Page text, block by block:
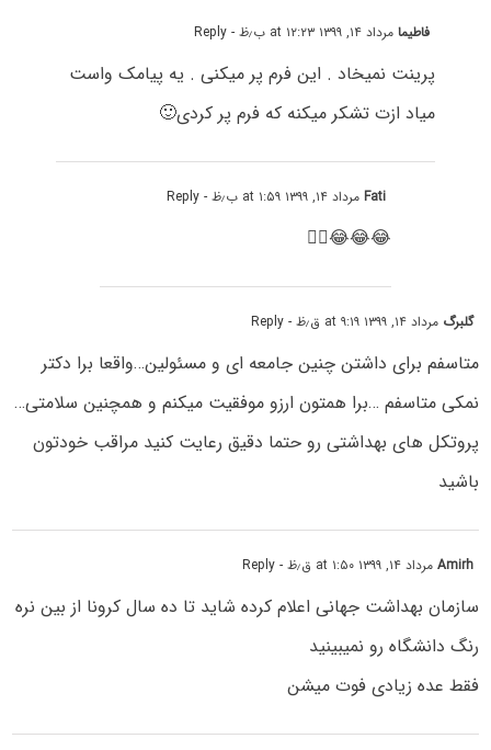
فاطیمامرداد ۱۴, ۱۳۹۹ at ۱۲:۲۳ ب٫ظ - Reply
پرینت نمیخاد . این فرم پر میکنی . یه پیامک واست
میاد ازت تشکر میکنه که فرم پر کردی🙂
Fatiمرداد ۱۴, ۱۳۹۹ at ۱:۵۹ ب٫ظ - Reply
😂😂😂🤦‍♀️
گلبرگ مرداد ۱۴, ۱۳۹۹ at ۹:۱۹ ق٫ظ - Reply
متاسفم برای داشتن چنین جامعه ای و مسئولین…واقعا برا دکتر
نمکی متاسفم …برا همتون ارزو موفقیت میکنم و همچنین سلامتی…
پروتکل های بهداشتی رو حتما دقیق رعایت کنید مراقب خودتون
باشید
Amirhمرداد ۱۴, ۱۳۹۹ at ۱:۵۰ ق٫ظ - Reply
سازمان بهداشت جهانی اعلام کرده شاید تا ده سال کرونا از بین نره
رنگ دانشگاه رو نمیبینید
فقط عده زیادی فوت میشن